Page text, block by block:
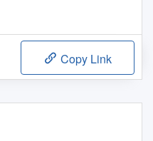
Copy Link